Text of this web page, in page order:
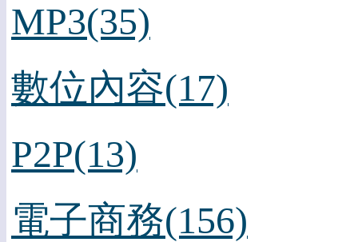
MP3(35)
數位內容(17)
P2P(13)
電子商務(156)